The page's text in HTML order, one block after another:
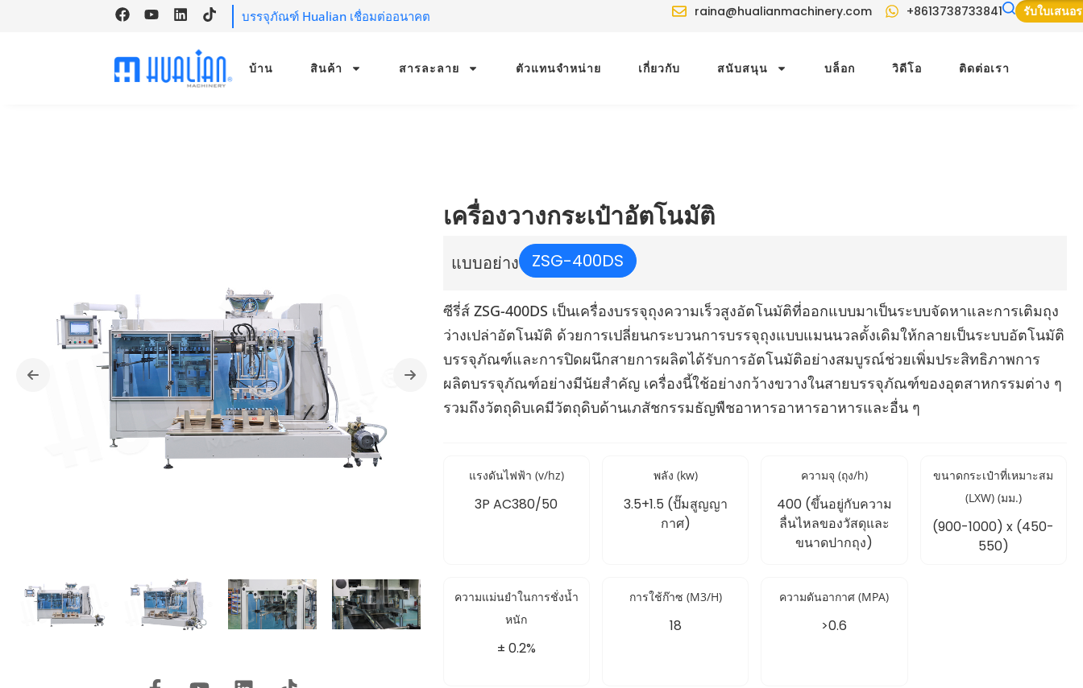
บรรจุภัณฑ์ Hualian เชื่อมต่ออนาคต raina@hualianmachinery.com +8613738733841 รับใบเสนอ
บ้าน สินค้า สารละลาย ตัวแทนจำหน่าย เกี่ยวกับ สนับสนุน บล็อก วิดีโอ ติดต่อเรา
เครื่องวางกระเป๋าอัตโนมัติ
แบบอย่าง ZSG-400DS
ซีรี่ส์ ZSG-400DS เป็นเครื่องบรรจุถุงความเร็วสูงอัตโนมัติที่ออกแบบมาเป็นระบบจัดหาและการเติมถุง
ว่างเปล่าอัตโนมัติ ด้วยการเปลี่ยนกระบวนการบรรจุถุงแบบแมนนวลดั้งเดิมให้กลายเป็นระบบอัตโนมัติ
บรรจุภัณฑ์และการปิดผนึกสายการผลิตได้รับการอัตโนมัติอย่างสมบูรณ์ช่วยเพิ่มประสิทธิภาพการ
ผลิตบรรจุภัณฑ์อย่างมีนัยสำคัญ เครื่องนี้ใช้อย่างกว้างขวางในสายบรรจุภัณฑ์ของอุตสาหกรรมต่าง ๆ
รวมถึงวัตถุดิบเคมีวัตถุดิบด้านเภสัชกรรมธัญพืชอาหารอาหารอาหารและอื่น ๆ
แรงดันไฟฟ้า (v/hz)
3P AC380/50
พลัง (kw)
3.5+1.5 (ปั๊มสูญญา
กาศ)
ความจุ (ถุง/h)
400 (ขึ้นอยู่กับความ
ลื่นไหลของวัสดุและ
ขนาดปากถุง)
ขนาดกระเป๋าที่เหมาะสม
(LXW) (มม.)
(900-1000) x (450-
550)
ความแม่นยำในการชั่งน้ำ
หนัก
± 0.2%
การใช้ก๊าซ (M3/H)
18
ความดันอากาศ (MPA)
>0.6